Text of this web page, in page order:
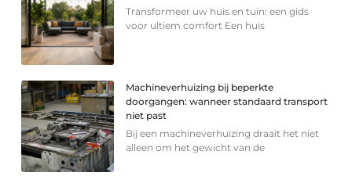
Transformeer uw huis en tuin: een gids
voor ultiem comfort Een huis
Machineverhuizing bij beperkte
doorgangen: wanneer standaard transport
niet past
Bij een machineverhuizing draait het niet
alleen om het gewicht van de